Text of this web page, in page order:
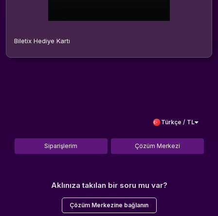
Biletix Hediye Kartı
Türkçe / TL
Siparişlerim Çözüm Merkezi
Aklınıza takılan bir soru mu var?
Çözüm Merkezine bağlanın